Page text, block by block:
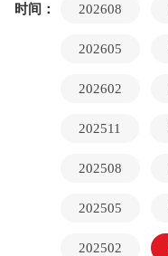
时间： 202608
202605
202602
202511
202508
202505
202502